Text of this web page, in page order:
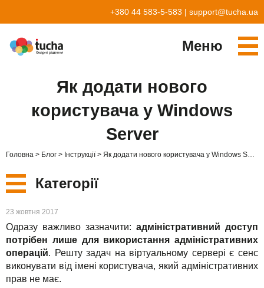
+380 44 583-5-583 | support@tucha.ua
Меню
TuchaBit+
TuchaMetal
TuchaBackup
TuchaHosting
Хмари для e-commerce
Хостинг сайтів-конструкторів
Віддалений офіс
Реселінг хостингу
Стати партнером
Відгуки
Компанія
Кар'єра
Контакти
Як додати нового
користувача у Windows
Server
Головна Блог Інструкції Як додати нового користувача у Windows Server
Категорії
Нові
Сервіси
Рішення
23 жовтня 2017
Одразу важливо зазначити: адміністративний доступ
потрібен лише для використання адміністративних
операцій. Решту задач на віртуальному сервері є сенс
виконувати від імені користувача, який адміністративних
прав не має.